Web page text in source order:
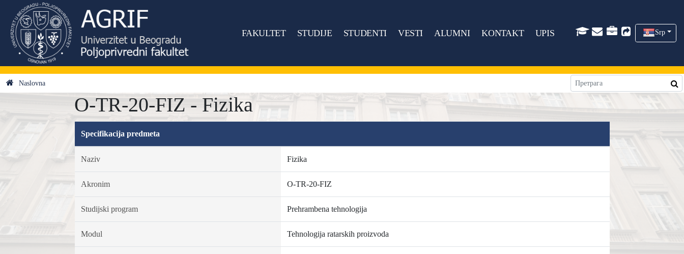
FAKULTET STUDIJE STUDENTI VESTI ALUMNI KONTAKT UPIS Srp
Naslovna
O-TR-20-FIZ - Fizika
Specifikacija predmeta
Naziv Fizika
Akronim O-TR-20-FIZ
Studijski program Prehrambena tehnologija
Modul Tehnologija ratarskih proizvoda